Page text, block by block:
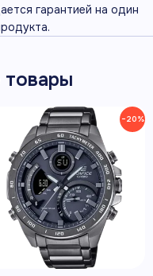
гарантией на один
−20%